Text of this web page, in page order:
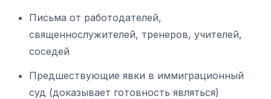
Письма от работодателей,
священнослужителей, тренеров, учителей,
соседей
Предшествующие явки в иммиграционный
суд (доказывает готовность являться)